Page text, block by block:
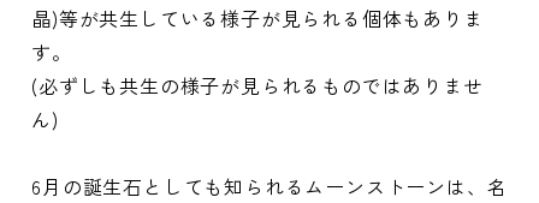
晶)等が共生している様子が見られる個体もありま
す。
(必ずしも共生の様子が見られるものではありませ
ん)
6月の誕生石としても知られるムーンストーンは、名